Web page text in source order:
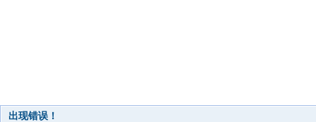
出现错误！